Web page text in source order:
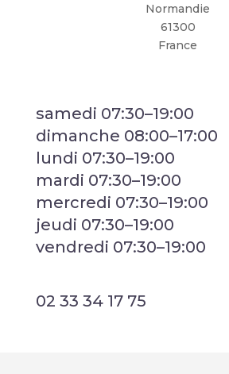
Normandie
61300
France
samedi 07:30–19:00
dimanche 08:00–17:00
lundi 07:30–19:00
mardi 07:30–19:00
mercredi 07:30–19:00
jeudi 07:30–19:00
vendredi 07:30–19:00
02 33 34 17 75